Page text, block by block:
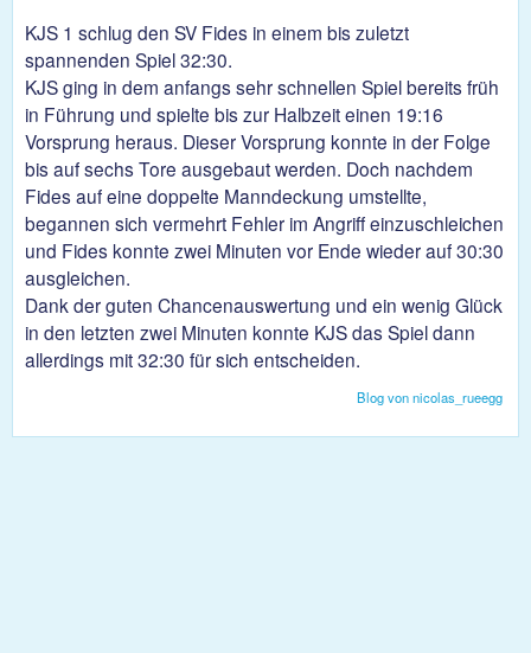
KJS 1 schlug den SV Fides in einem bis zuletzt
spannenden Spiel 32:30.
KJS ging in dem anfangs sehr schnellen Spiel bereits früh
in Führung und spielte bis zur Halbzeit einen 19:16
Vorsprung heraus. Dieser Vorsprung konnte in der Folge
bis auf sechs Tore ausgebaut werden. Doch nachdem
Fides auf eine doppelte Manndeckung umstellte,
begannen sich vermehrt Fehler im Angriff einzuschleichen
und Fides konnte zwei Minuten vor Ende wieder auf 30:30
ausgleichen.
Dank der guten Chancenauswertung und ein wenig Glück
in den letzten zwei Minuten konnte KJS das Spiel dann
allerdings mit 32:30 für sich entscheiden.
Blog von nicolas_rueegg